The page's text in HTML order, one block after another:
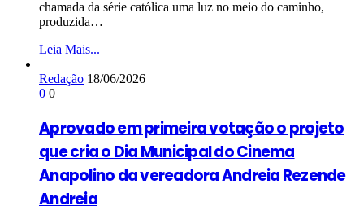
chamada da série católica uma luz no meio do caminho,
produzida…
Leia Mais...
Redação 18/06/2026
0 0
Aprovado em primeira votação o projeto
que cria o Dia Municipal do Cinema
Anapolino da vereadora Andreia Rezende
Andreia